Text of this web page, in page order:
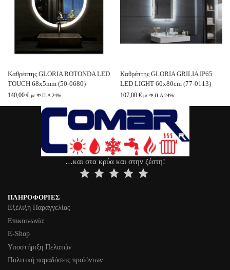
Καθρέπτης GLORIA ROTONDA LED
TOUCH 68x5mm (50-0680)
140,00 € με Φ.Π.Α 24%
Καθρέπτης GLORIA GRILIA IP65
LED LIGHT 60x80cm (77-0113)
107,00 € με Φ.Π.Α 24%
…και στα κρύα και στην ζέστη!
ΠΛΗΡΟΦΟΡΊΕΣ
Εξέλιξη Παραγγελίας
Επικοινωνία
Ε-Shop
Υποστήριξη Πελατών
Πολιτική παραδόσεις προϊόντων